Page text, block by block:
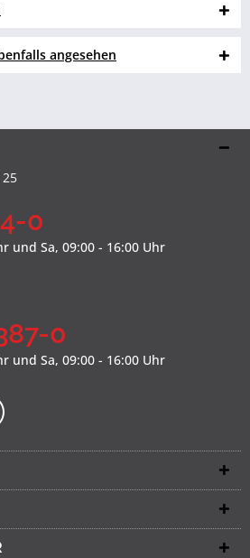
angesehen
0
und Sa, 09:00 - 16:00 Uhr
0
und Sa, 09:00 - 16:00 Uhr